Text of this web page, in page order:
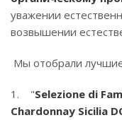
уважении
возвышении
Мы отобрали
1. "Selezione di
Chardonnay Sicilia